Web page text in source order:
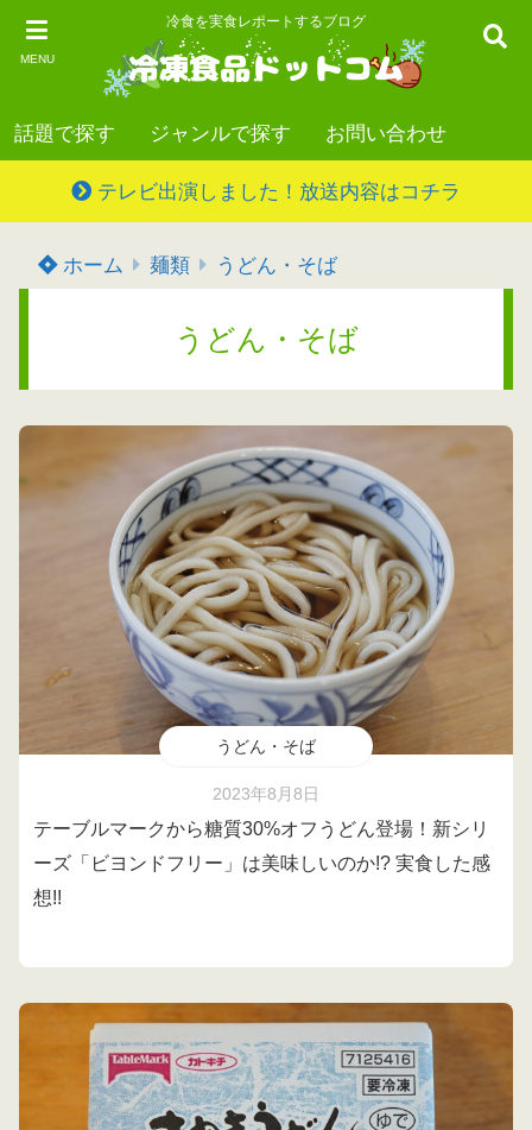
MENU
冷食を実食レポートするブログ
話題で探す ジャンルで探す お問い合わせ
テレビ出演しました！放送内容はコチラ
ホーム 麺類 うどん・そば
うどん・そば
うどん・そば
2023年8月8日
テーブルマークから糖質30%オフうどん登場！新シリ
ーズ「ビヨンドフリー」は美味しいのか!? 実食した感
想!!